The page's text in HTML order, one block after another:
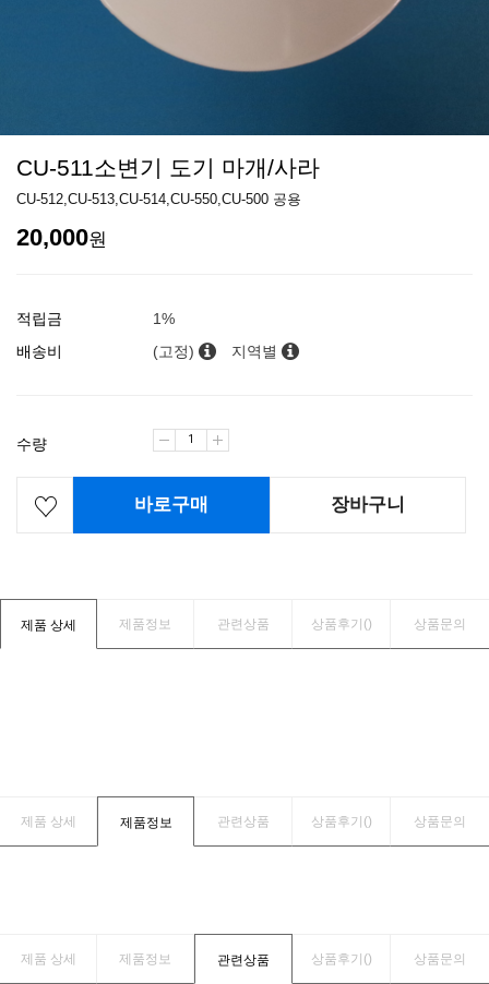
CU-511소변기 도기 마개/사라
CU-512,CU-513,CU-514,CU-550,CU-500 공용
20,000원
적립금
1%
배송비
(고정) 지역별
수량
바로구매 장바구니
제품 상세 제품정보 관련상품 상품후기() 상품문의
제품 상세 제품정보 관련상품 상품후기() 상품문의
제품 상세 제품정보 관련상품 상품후기() 상품문의